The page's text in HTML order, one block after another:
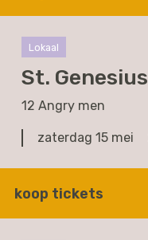
St. Genesius
12 Angry men
Lokaal
zaterdag 15 mei
koop tickets